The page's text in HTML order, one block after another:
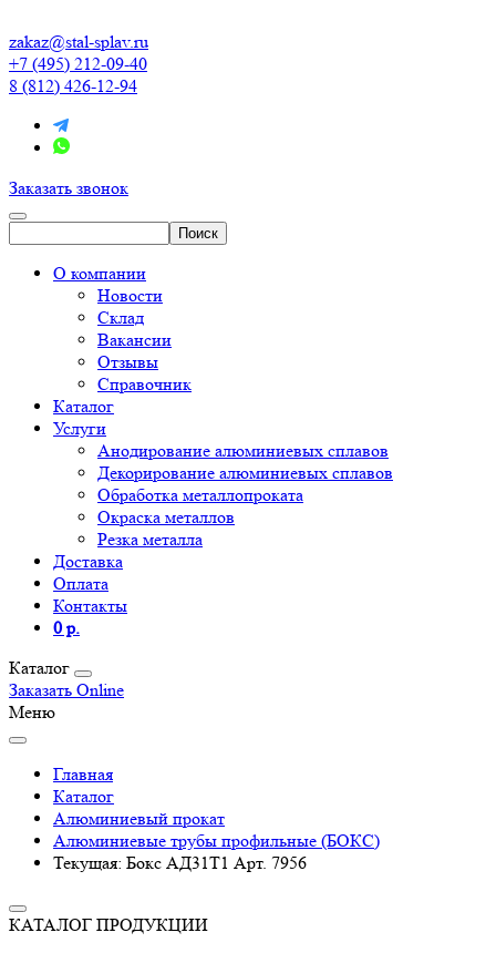
zakaz@stal-splav.ru
+7 (495) 212-09-40
8 (812) 426-12-94
Заказать звонок
О компании
Новости
Склад
Вакансии
Отзывы
Справочник
Каталог
Услуги
Анодирование алюминиевых сплавов
Декорирование алюминиевых сплавов
Обработка металлопроката
Окраска металлов
Резка металла
Доставка
Оплата
Контакты
0 р.
Каталог
Заказать Online
Меню
Главная
Каталог
Алюминиевый прокат
Алюминиевые трубы профильные (БОКС)
Текущая: Бокс АД31Т1 Арт. 7956
КАТАЛОГ ПРОДУКЦИИ